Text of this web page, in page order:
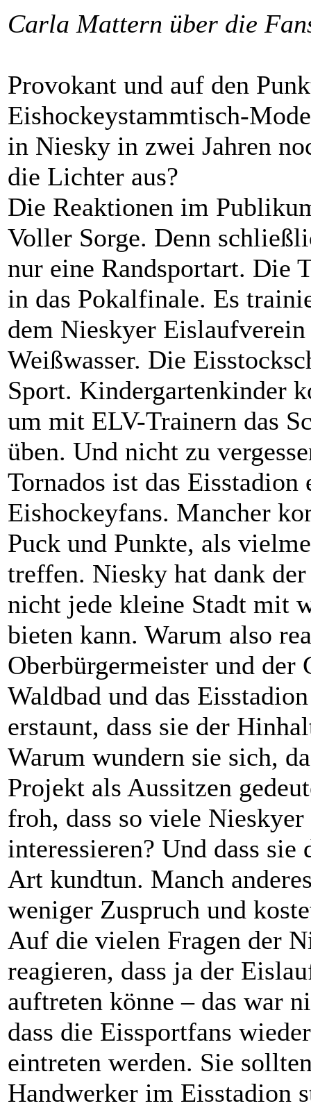
Carla Mattern über die
Provokant und auf den
Eishockeystammtisch-
in Niesky in zwei Jahren
die Lichter aus?
Die Reaktionen im
Voller Sorge. Denn
nur eine Randsportart. Die
in das Pokalfinale. Es
dem Nieskyer
Weißwasser. Die
Sport. Kindergartenkinder
um mit ELV-Trainern das
üben. Und nicht zu
Tornados ist das
Eishockeyfans. Mancher
Puck und Punkte, als
treffen. Niesky hat dank
nicht jede kleine Stadt mit
bieten kann. Warum also
Oberbürgermeister und der
Waldbad und das
erstaunt, dass sie der
Warum wundern sie sich,
Projekt als Aussitzen
froh, dass so viele
interessieren? Und dass
Art kundtun. Manch
weniger Zuspruch und
Auf die vielen Fragen der
reagieren, dass ja der
auftreten könne – das war
dass die Eissportfans
eintreten werden. Sie
Handwerker im Eisstadion